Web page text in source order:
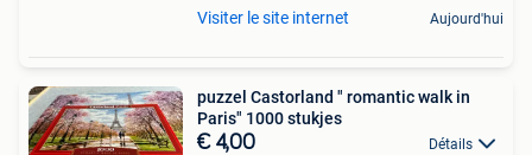
Visiter le site internet Aujourd'hui
puzzel Castorland " romantic walk in
Paris" 1000 stukjes
€ 4,00 Détails